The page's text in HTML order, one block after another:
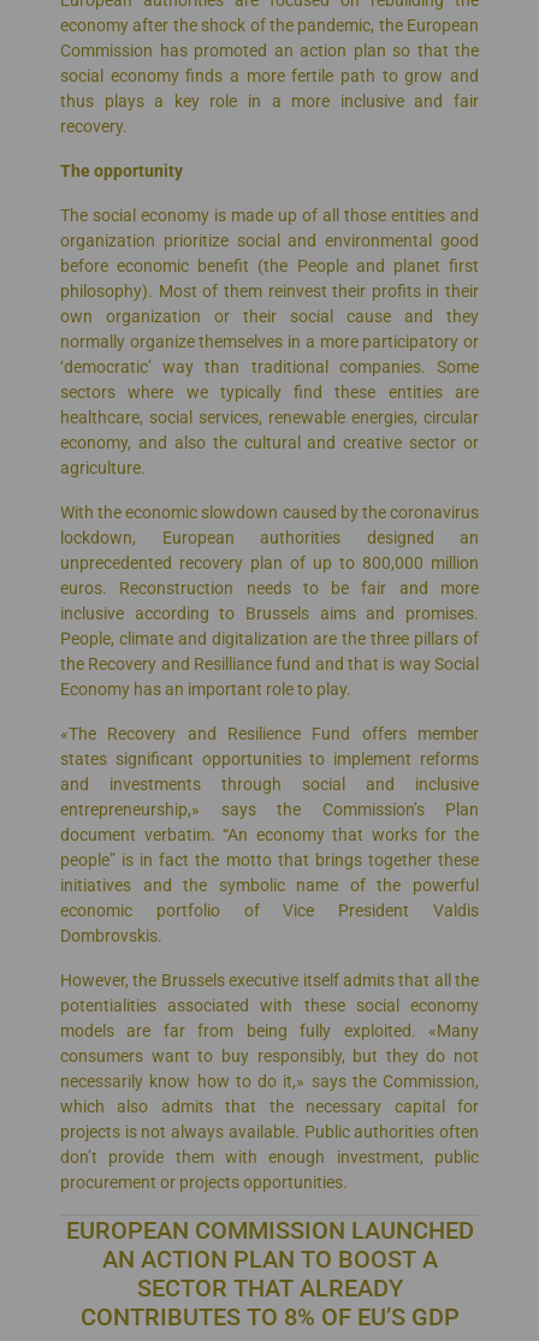
economy after the shock of the pandemic, the European
Commission has promoted an action plan so that the
social economy finds a more fertile path to grow and
thus plays a key role in a more inclusive and fair
recovery.
The opportunity
The social economy is made up of all those entities and
organization prioritize social and environmental good
before economic benefit (the People and planet first
philosophy). Most of them reinvest their profits in their
own organization or their social cause and they
normally organize themselves in a more participatory or
‘democratic’ way than traditional companies. Some
sectors where we typically find these entities are
healthcare, social services, renewable energies, circular
economy, and also the cultural and creative sector or
agriculture.
With the economic slowdown caused by the coronavirus
lockdown, European authorities designed an
unprecedented recovery plan of up to 800,000 million
euros. Reconstruction needs to be fair and more
inclusive according to Brussels aims and promises.
People, climate and digitalization are the three pillars of
the Recovery and Resilliance fund and that is way Social
Economy has an important role to play.
«The Recovery and Resilience Fund offers member
states significant opportunities to implement reforms
and investments through social and inclusive
entrepreneurship,» says the Commission’s Plan
document verbatim. “An economy that works for the
people” is in fact the motto that brings together these
initiatives and the symbolic name of the powerful
economic portfolio of Vice President Valdis
Dombrovskis.
However, the Brussels executive itself admits that all the
potentialities associated with these social economy
models are far from being fully exploited. «Many
consumers want to buy responsibly, but they do not
necessarily know how to do it,» says the Commission,
which also admits that the necessary capital for
projects is not always available. Public authorities often
don’t provide them with enough investment, public
procurement or projects opportunities.
EUROPEAN COMMISSION LAUNCHED
AN ACTION PLAN TO BOOST A
SECTOR THAT ALREADY
CONTRIBUTES TO 8% OF EU’S GDP